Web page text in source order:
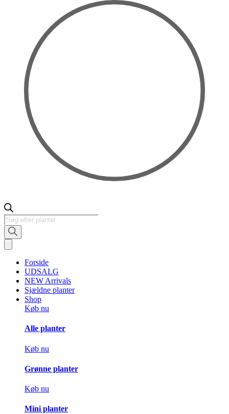
Products
search
Forside
UDSALG
NEW Arrivals
Sjældne planter
Shop
Køb nu
Alle planter
Køb nu
Grønne planter
Køb nu
Mini planter